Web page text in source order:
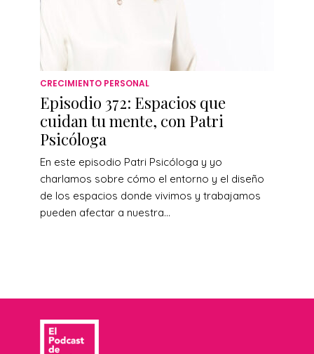
CRECIMIENTO PERSONAL
Episodio 372: Espacios que
cuidan tu mente, con Patri
Psicóloga
En este episodio Patri Psicóloga y yo
charlamos sobre cómo el entorno y el diseño
de los espacios donde vivimos y trabajamos
pueden afectar a nuestra...